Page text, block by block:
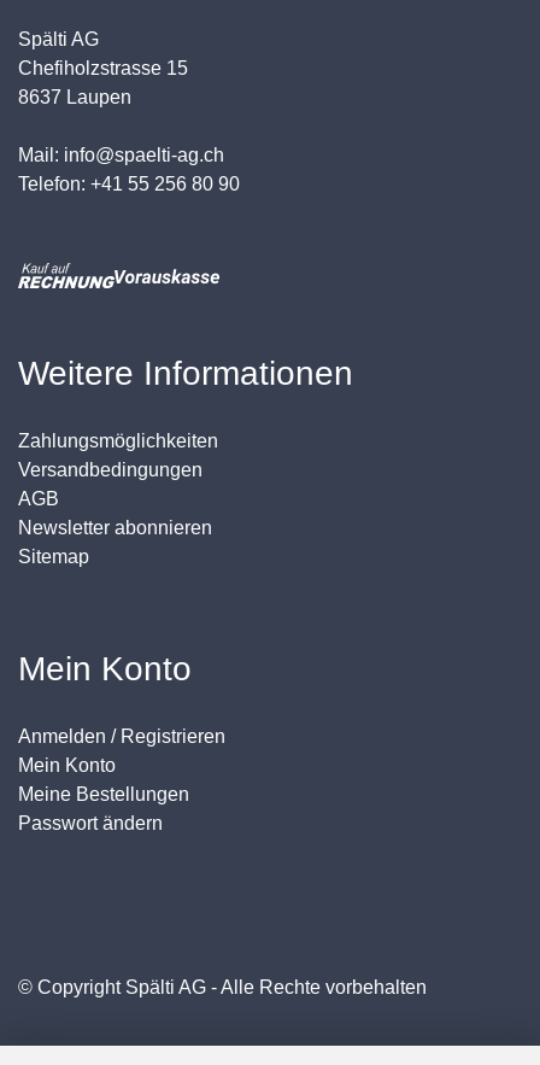
Spälti AG
Chefiholzstrasse 15
8637 Laupen
Mail: info@spaelti-ag.ch
Telefon: +41 55 256 80 90
Weitere Informationen
Zahlungsmöglichkeiten
Versandbedingungen
AGB
Newsletter abonnieren
Sitemap
Mein Konto
Anmelden / Registrieren
Mein Konto
Meine Bestellungen
Passwort ändern
© Copyright Spälti AG - Alle Rechte vorbehalten